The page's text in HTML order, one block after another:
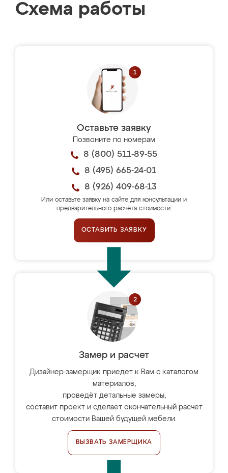
Схема работы
Оставьте заявку
Позвоните по номерам
8 (800) 511-89-55
8 (495) 665-24-01
8 (926) 409-68-13
Или оставьте заявку на сайте для консультации и
предварительного расчёта стоимости.
ОСТАВИТЬ ЗАЯВКУ
Замер и расчет
Дизайнер-замерщик приедет к Вам с каталогом
материалов,
проведёт детальные замеры,
составит проект и сделает окончательный расчёт
стоимости Вашей будущей мебели.
ВЫЗВАТЬ ЗАМЕРЩИКА